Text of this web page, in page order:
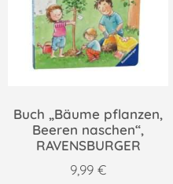
Buch „Bäume pflanzen,
Beeren naschen“,
RAVENSBURGER
9,99 €